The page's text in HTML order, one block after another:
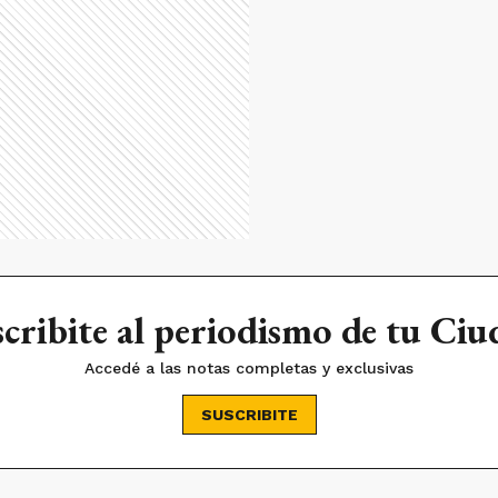
al periodismo de tu
Accedé a las notas completas y exclusivas
SUSCRIBITE